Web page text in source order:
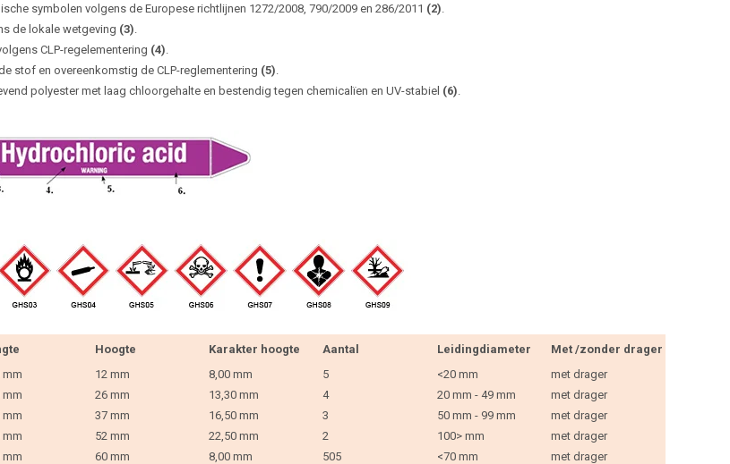
symbolen volgens de Europese richtlijnen 1272/2008, 790/2009 en 286/2011 (2)
de lokale wetgeving (3)
CLP-regelementering (4)
stof en overeenkomstig de CLP-reglementering (5)
polyester met laag chloorgehalte en bestendig tegen chemicalïen en UV-stabiel (6)
Hoogte Karakter hoogte Aantal Leidingdiameter
Met /zonder drager
mm 12 mm 8,00 mm 5 <20 mm
met drager
mm 26 mm 13,30 mm 4 20 mm - 49 mm
met drager
mm 37 mm 16,50 mm 3 50 mm - 99 mm
met drager
mm 52 mm 22,50 mm 2 100> mm
met drager
mm 60 mm 8,00 mm 505 <70 mm
met drager